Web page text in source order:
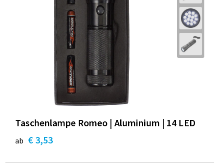
Taschenlampe Romeo | Aluminium | 14 LED
ab € 3,53